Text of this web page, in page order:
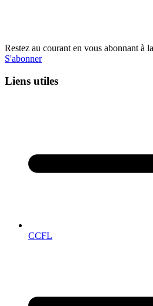
Restez au courant en vous abonnant à
S'abonner
Liens utiles
CCFL